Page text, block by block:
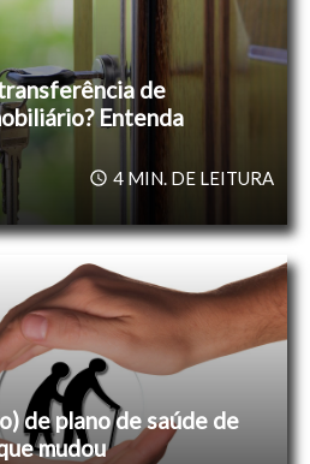
de
Entenda
4MIN. DE LEITURA
de plano de saúde de
mudou